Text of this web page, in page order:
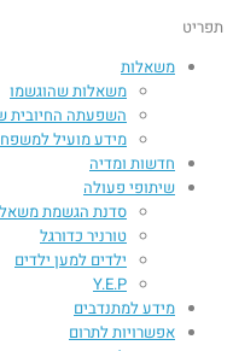
תפריט
משאלות
משאלות שהוגשמו
השפעתה
מידע מועיל
חדשות ומדיה
שיתופי פעולה
סדנת הגשמת
טורניר כדורגל
ילדים למען ילדים
Y.E.P
מידע למתנדבים
אפשרויות לתרום